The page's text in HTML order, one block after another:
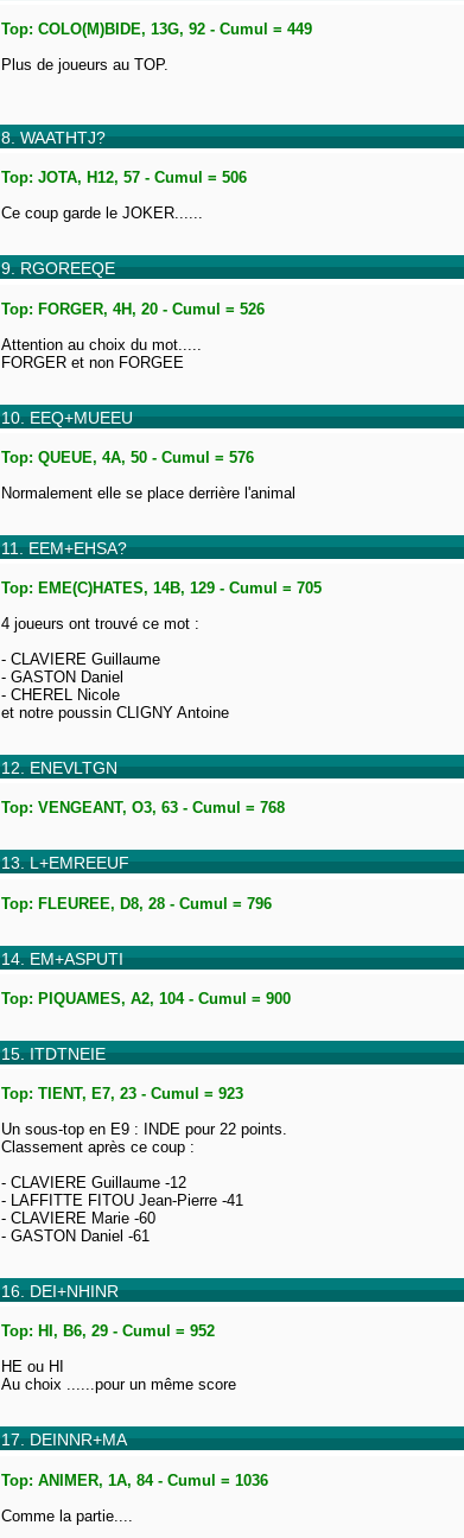
Top: COLO(M)BIDE, 13G, 92 - Cumul = 449
Plus de joueurs au TOP.
8. WAATHTJ?
Top: JOTA, H12, 57 - Cumul = 506
Ce coup garde le JOKER......
9. RGOREEQE
Top: FORGER, 4H, 20 - Cumul = 526
Attention au choix du mot.....
FORGER et non FORGEE
10. EEQ+MUEEU
Top: QUEUE, 4A, 50 - Cumul = 576
Normalement elle se place derrière l'animal
11. EEM+EHSA?
Top: EME(C)HATES, 14B, 129 - Cumul = 705
4 joueurs ont trouvé ce mot :
- CLAVIERE Guillaume
- GASTON Daniel
- CHEREL Nicole
et notre poussin CLIGNY Antoine
12. ENEVLTGN
Top: VENGEANT, O3, 63 - Cumul = 768
13. L+EMREEUF
Top: FLEUREE, D8, 28 - Cumul = 796
14. EM+ASPUTI
Top: PIQUAMES, A2, 104 - Cumul = 900
15. ITDTNEIE
Top: TIENT, E7, 23 - Cumul = 923
Un sous-top en E9 : INDE pour 22 points.
Classement après ce coup :
- CLAVIERE Guillaume -12
- LAFFITTE FITOU Jean-Pierre -41
- CLAVIERE Marie -60
- GASTON Daniel -61
16. DEI+NHINR
Top: HI, B6, 29 - Cumul = 952
HE ou HI
Au choix ......pour un même score
17. DEINNR+MA
Top: ANIMER, 1A, 84 - Cumul = 1036
Comme la partie....